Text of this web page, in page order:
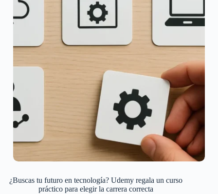
¿Buscas tu futuro en tecnología? Udemy regala un curso
práctico para elegir la carrera correcta